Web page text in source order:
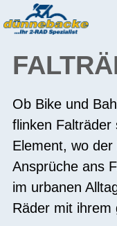
Ob Bike und
flinken Falträder
Element, wo
Ansprüche ans
im urbanen
Räder mit ihrem